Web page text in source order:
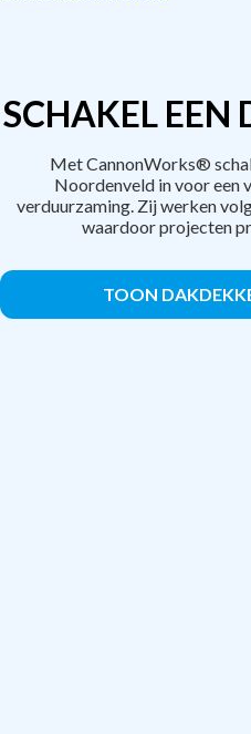
SCHAKEL EEN
Met CannonWorks®
Noordenveld in voor een
verduurzaming. Zij werken
waardoor projecten
TOON